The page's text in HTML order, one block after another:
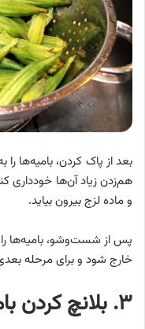
بعد از پاک کردن، بامیه‌ها
هم‌زدن زیاد آن‌ها خودداری
و ماده لزج بیرون بیاید.
پس از شست‌وشو، بامیه‌ها را
خارج شود و برای مرحله
۳. بلانچ کردن بامیه